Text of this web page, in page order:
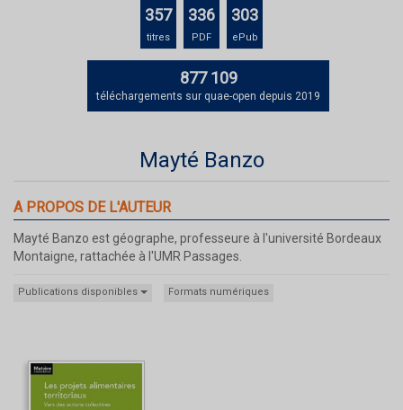
le
357
titres
336
PDF
303
ePub
877 109
téléchargements sur quae-open depuis 2019
Mayté Banzo
A PROPOS DE L'AUTEUR
Mayté Banzo est géographe, professeure à l'université Bordeaux
Montaigne, rattachée à l'UMR Passages.
Publications disponibles Formats numériques